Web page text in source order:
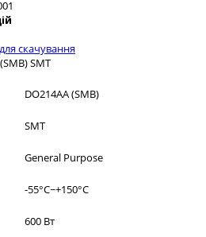
скачування
SMT
DO214AA (SMB)
SMT
General Purpose
-55°C~+150°C
600 Вт